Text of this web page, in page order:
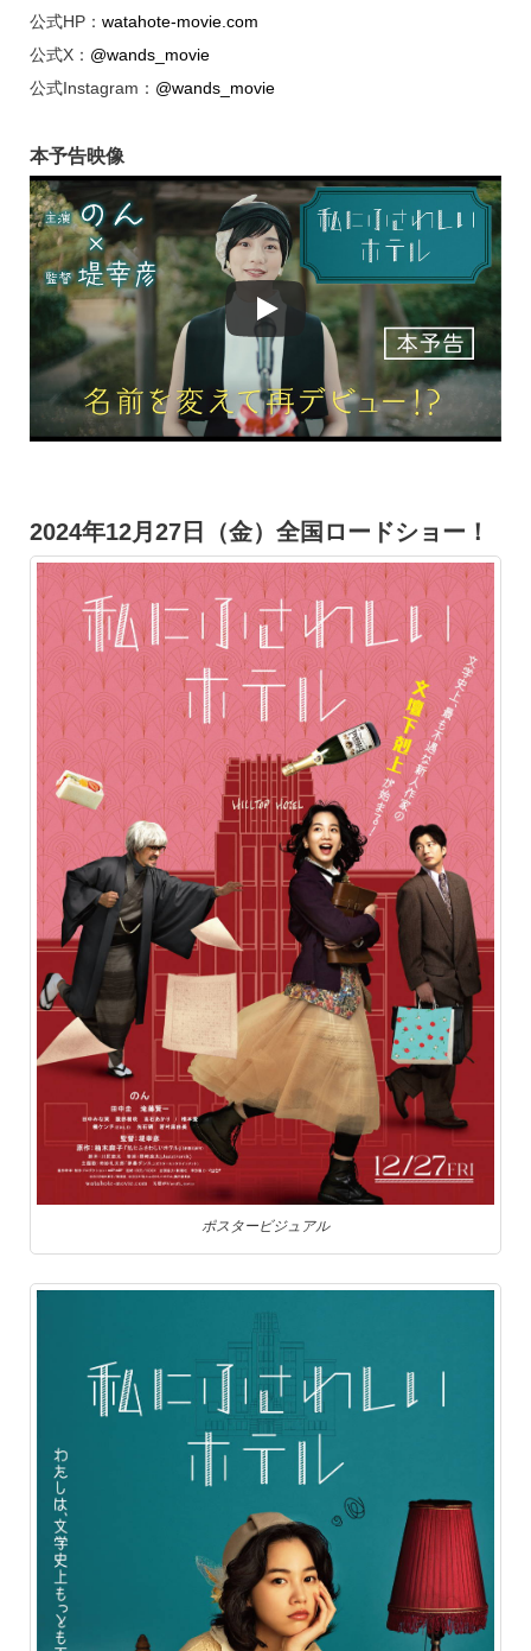
公式HP： watahote-movie.com
公式X： @wands_movie
公式Instagram： @wands_movie
本予告映像
2024年12月27日（金）全国ロードショー！
ポスタービジュアル